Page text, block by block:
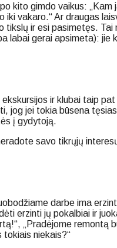
kito gimdo vaikus:
vakaro.“ Ar draugas
ir esi pasimetęs.
gerai apsimeta): jie
ir klubai taip
jei tokia būsena
į gydytoją.
savo tikrųjų
darbe ima
erzinti jų pokalbiai ir
„Pradėjome
tokiais niekais?“